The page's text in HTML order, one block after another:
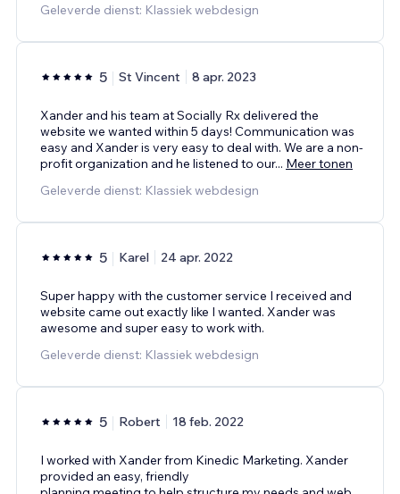
Geleverde dienst: Klassiek webdesign
5 St Vincent 8 apr. 2023
Xander and his team at Socially Rx delivered the
website we wanted within 5 days! Communication was
easy and Xander is very easy to deal with. We are a non-
profit organization and he listened to our... Meer tonen
Geleverde dienst: Klassiek webdesign
5 Karel 24 apr. 2022
Super happy with the customer service I received and
website came out exactly like I wanted. Xander was
awesome and super easy to work with.
Geleverde dienst: Klassiek webdesign
5 Robert 18 feb. 2022
I worked with Xander from Kinedic Marketing. Xander
provided an easy, friendly